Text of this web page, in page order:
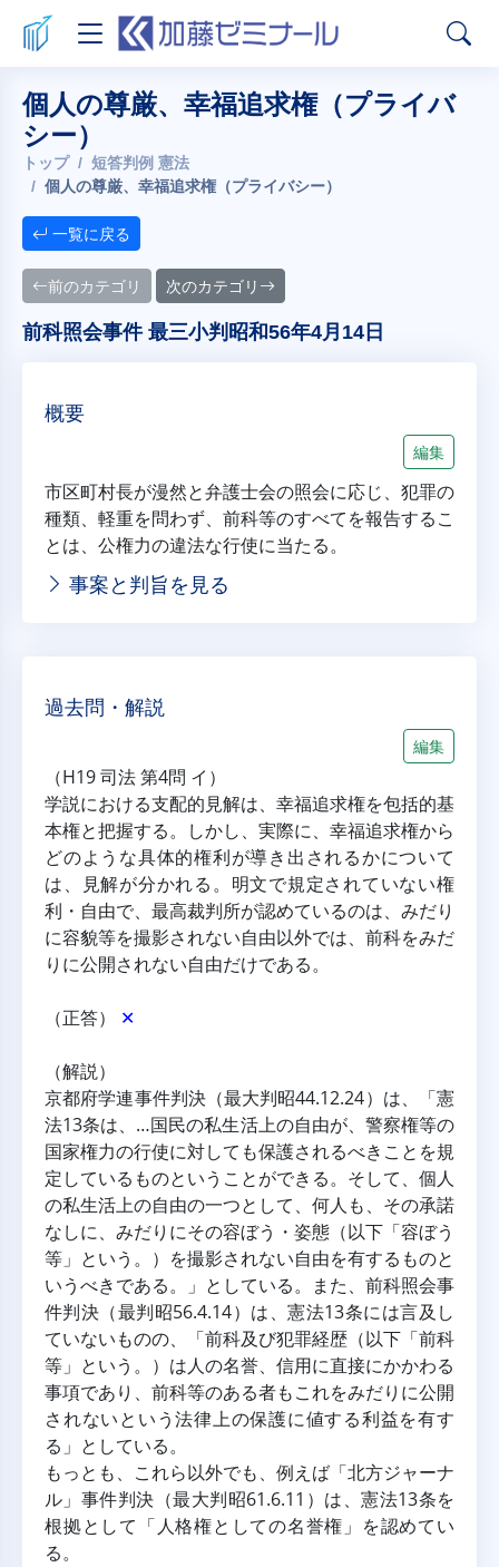
個人の尊厳、幸福追求権（プライバ
シー）
トップ
短答判例 憲法
個人の尊厳、幸福追求権（プライバシー）
一覧に戻る
前のカテゴリ 次のカテゴリ
前科照会事件 最三小判昭和56年4月14日
概要
編集
市区町村長が漫然と弁護士会の照会に応じ、犯罪の
種類、軽重を問わず、前科等のすべてを報告するこ
とは、公権力の違法な行使に当たる。
事案と判旨を見る
過去問・解説
編集
（H19 司法 第4問 イ）
学説における支配的見解は、幸福追求権を包括的基
本権と把握する。しかし、実際に、幸福追求権から
どのような具体的権利が導き出されるかについて
は、見解が分かれる。明文で規定されていない権
利・自由で、最高裁判所が認めているのは、みだり
に容貌等を撮影されない自由以外では、前科をみだ
りに公開されない自由だけである。
（正答） ✕
（解説）
京都府学連事件判決（最大判昭44.12.24）は、「憲
法13条は、…国民の私生活上の自由が、警察権等の
国家権力の行使に対しても保護されるべきことを規
定しているものということができる。そして、個人
の私生活上の自由の一つとして、何人も、その承諾
なしに、みだりにその容ぼう・姿態（以下「容ぼう
等」という。）を撮影されない自由を有するものと
いうべきである。」としている。また、前科照会事
件判決（最判昭56.4.14）は、憲法13条には言及し
ていないものの、「前科及び犯罪経歴（以下「前科
等」という。）は人の名誉、信用に直接にかかわる
事項であり、前科等のある者もこれをみだりに公開
されないという法律上の保護に値する利益を有す
る」としている。
もっとも、これら以外でも、例えば「北方ジャーナ
ル」事件判決（最大判昭61.6.11）は、憲法13条を
根拠として「人格権としての名誉権」を認めてい
る。